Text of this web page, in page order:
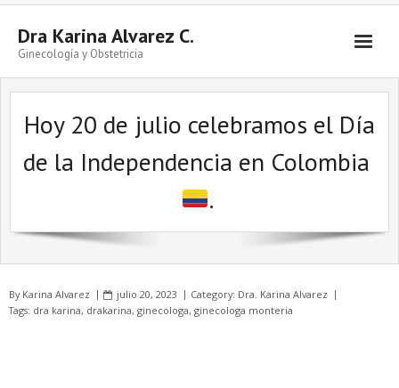
Skip
contentDra Karina Alvarez C.
Ginecología y Obstetricia
Hoy 20 de julio celebramos el Día
de la Independencia en Colombia
.
By Karina Alvarez julio 20, 2023 Category: Dra. Karina Alvarez
Tags: dra karina, drakarina, ginecologa, ginecologa monteria